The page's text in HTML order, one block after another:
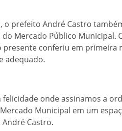
o prefeito André Castro
Mercado Público Municipal.
presente conferiu em
adequado.
onde assinamos a
Municipal em um
Castro.